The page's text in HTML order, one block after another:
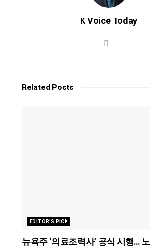
K Voice Today
Related Posts
EDITOR'S PICK
뉴욕주 ‘의료조력사’ 공식 시행…